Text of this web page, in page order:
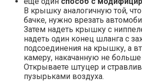
В крышку аналогичную той,
бачке, нужно врезать
Затем надеть крышку с
надеть один конец шланга с
подсоединения на крышку, а
камеру, накачанную не
Открываете штуцер и
пузырьками воздуха.